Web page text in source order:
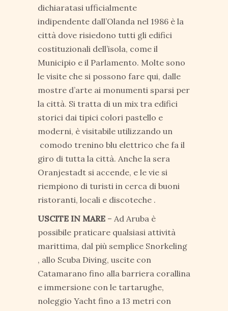
dichiaratasi ufficialmente
indipendente dall’Olanda nel 1986 è la
città dove risiedono tutti gli edifici
costituzionali dell’isola, come il
Municipio e il Parlamento. Molte sono
le visite che si possono fare qui, dalle
mostre d’arte ai monumenti sparsi per
la città. Si tratta di un mix tra edifici
storici dai tipici colori pastello e
moderni, è visitabile utilizzando un
comodo trenino blu elettrico che fa il
giro di tutta la città. Anche la sera
Oranjestadt si accende, e le vie si
riempiono di turisti in cerca di buoni
ristoranti, locali e discoteche .
USCITE IN MARE – Ad Aruba è
possibile praticare qualsiasi attività
marittima, dal più semplice Snorkeling
, allo Scuba Diving, uscite con
Catamarano fino alla barriera corallina
e immersione con le tartarughe,
noleggio Yacht fino a 13 metri con